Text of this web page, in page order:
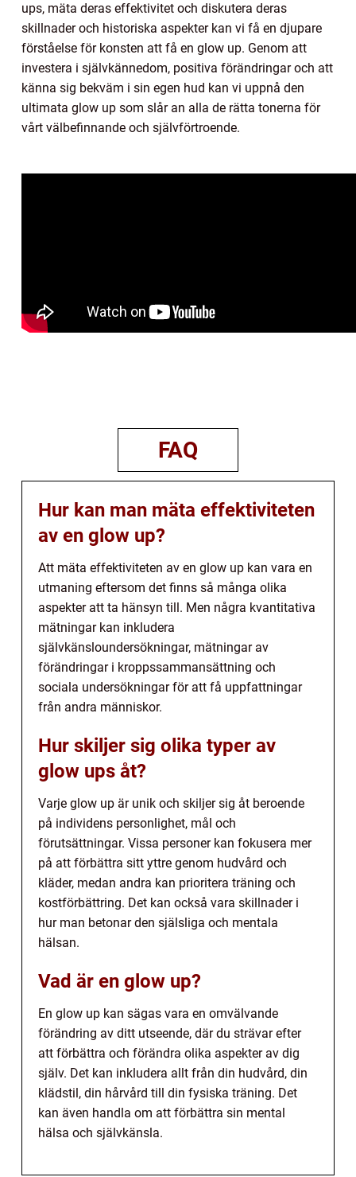
ups, mäta deras effektivitet och diskutera deras
skillnader och historiska aspekter kan vi få en djupare
förståelse för konsten att få en glow up. Genom att
investera i självkännedom, positiva förändringar och att
känna sig bekväm i sin egen hud kan vi uppnå den
ultimata glow up som slår an alla de rätta tonerna för
vårt välbefinnande och självförtroende.
FAQ
Hur kan man mäta effektiviteten
av en glow up?
Att mäta effektiviteten av en glow up kan vara en
utmaning eftersom det finns så många olika
aspekter att ta hänsyn till. Men några kvantitativa
mätningar kan inkludera
självkänsloundersökningar, mätningar av
förändringar i kroppssammansättning och
sociala undersökningar för att få uppfattningar
från andra människor.
Hur skiljer sig olika typer av
glow ups åt?
Varje glow up är unik och skiljer sig åt beroende
på individens personlighet, mål och
förutsättningar. Vissa personer kan fokusera mer
på att förbättra sitt yttre genom hudvård och
kläder, medan andra kan prioritera träning och
kostförbättring. Det kan också vara skillnader i
hur man betonar den själsliga och mentala
hälsan.
Vad är en glow up?
En glow up kan sägas vara en omvälvande
förändring av ditt utseende, där du strävar efter
att förbättra och förändra olika aspekter av dig
själv. Det kan inkludera allt från din hudvård, din
klädstil, din hårvård till din fysiska träning. Det
kan även handla om att förbättra sin mental
hälsa och självkänsla.